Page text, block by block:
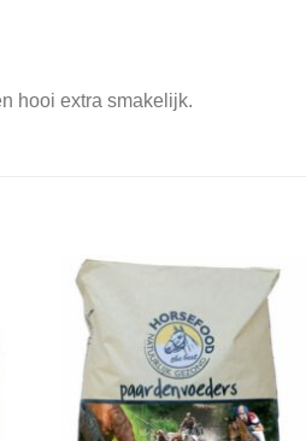
hooi extra smakelijk.